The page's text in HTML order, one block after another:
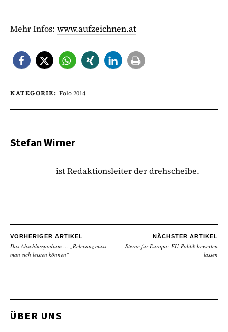
Mehr Infos: www.aufzeichnen.at
KATEGORIE: Folo 2014
Stefan Wirner
ist Redaktionsleiter der drehscheibe.
VORHERIGER ARTIKEL
Das Abschlusspodium … „Relevanz muss
man sich leisten können“
NÄCHSTER ARTIKEL
Sterne für Europa: EU-Politik bewerten
lassen
ÜBER UNS